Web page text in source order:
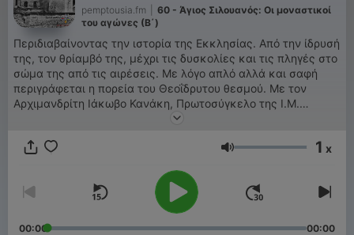
pemptousia.fm
60 - Άγιος Σιλουανός: Οι μοναστικοί
του αγώνες (Β΄)
Περιδιαβαίνοντας την ιστορία της Εκκλησίας. Από την ίδρυσή
της, τον θρίαμβό της, μέχρι τις δυσκολίες και τις πληγές στο
σώμα της από τις αιρέσεις. Με λόγο απλό αλλά και σαφή
περιγράφεται η πορεία του Θεοΐδρυτου θεσμού. Με τον
Αρχιμανδρίτη Ιάκωβο Κανάκη, Πρωτοσύγκελο της Ι.Μ.
Lautstärke 1 x
00:00 00:00